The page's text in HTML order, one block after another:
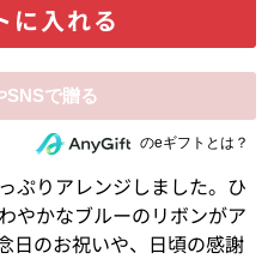
に入れる
手にeギフトで贈るのeギフトとは？
ぷりアレンジしました。ひ
やかなブルーのリボンがア
日のお祝いや、日頃の感謝